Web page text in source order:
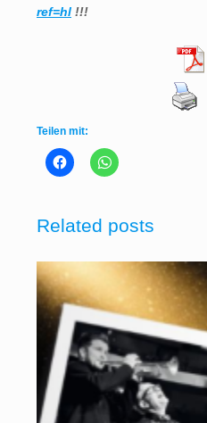
ref=hl !!!
Teilen mit:
Related posts